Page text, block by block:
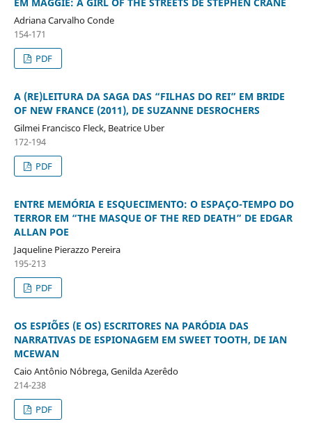
Adriana Carvalho Conde
154-171
PDF
A (RE)LEITURA DA SAGA DAS “FILHAS DO REI” EM BRIDE
OF NEW FRANCE (2011), DE SUZANNE DESROCHERS
Gilmei Francisco Fleck, Beatrice Uber
172-194
PDF
ENTRE MEMÓRIA E ESQUECIMENTO: O ESPAÇO-TEMPO DO
TERROR EM “THE MASQUE OF THE RED DEATH” DE EDGAR
ALLAN POE
Jaqueline Pierazzo Pereira
195-213
PDF
OS ESPIÕES (E OS) ESCRITORES NA PARÓDIA DAS
NARRATIVAS DE ESPIONAGEM EM SWEET TOOTH, DE IAN
MCEWAN
Caio Antônio Nóbrega, Genilda Azerêdo
214-238
PDF